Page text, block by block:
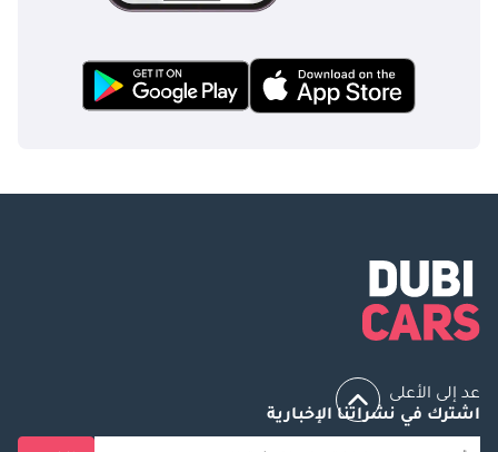
عد إلى الأعلى
اشترك في نشراتنا الإخبارية